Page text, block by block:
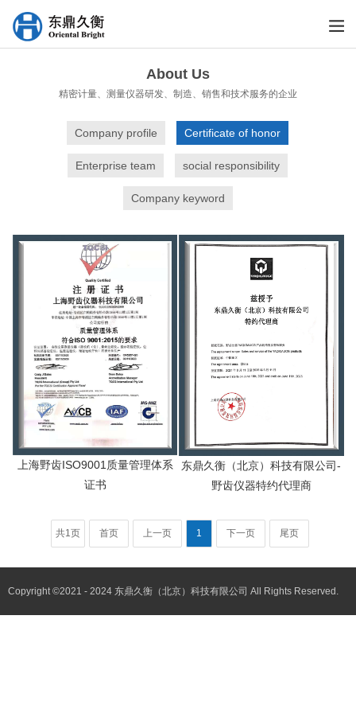
About Us
精密计量、测量仪器研发、制造、销售和技术服务的企业
Company profile Certificate of honor
Enterprise team social responsibility
Company keyword
上海野齿ISO9001质量管理体系
证书
东鼎久衡（北京）科技有限公司-
野齿仪器特约代理商
共1页 首页 上一页 1 下一页 尾页
Copyright ©2021 - 2024 东鼎久衡（北京）科技有限公司 All Rights Reserved.